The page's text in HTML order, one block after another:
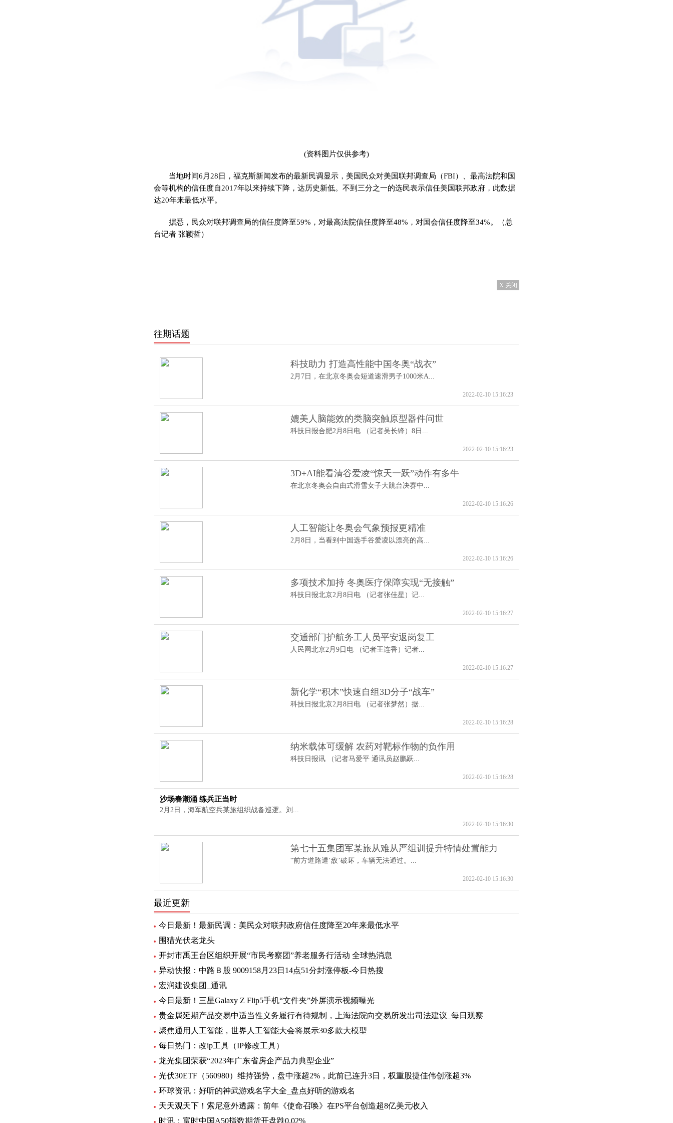
(资料图片仅供参考)
当地时间6月28日，福克斯新闻发布的最新民调显示，美国民众对美国联邦调查局（FBI）、最高法院和国
会等机构的信任度自2017年以来持续下降，达历史新低。不到三分之一的选民表示信任美国联邦政府，此数据
达20年来最低水平。
据悉，民众对联邦调查局的信任度降至59%，对最高法院信任度降至48%，对国会信任度降至34%。（总
台记者 张颖哲）
X 关闭
往期话题
科技助力 打造高性能中国冬奥“战衣”
2月7日，在北京冬奥会短道速滑男子1000米A...
2022-02-10 15:16:23
媲美人脑能效的类脑突触原型器件问世
科技日报合肥2月8日电 （记者吴长锋）8日...
2022-02-10 15:16:23
3D+AI能看清谷爱凌“惊天一跃”动作有多牛
在北京冬奥会自由式滑雪女子大跳台决赛中...
2022-02-10 15:16:26
人工智能让冬奥会气象预报更精准
2月8日，当看到中国选手谷爱凌以漂亮的高...
2022-02-10 15:16:26
多项技术加持 冬奥医疗保障实现“无接触”
科技日报北京2月8日电 （记者张佳星）记...
2022-02-10 15:16:27
交通部门护航务工人员平安返岗复工
人民网北京2月9日电 （记者王连香）记者...
2022-02-10 15:16:27
新化学“积木”快速自组3D分子“战车”
科技日报北京2月8日电 （记者张梦然）据...
2022-02-10 15:16:28
纳米载体可缓解 农药对靶标作物的负作用
科技日报讯 （记者马爱平 通讯员赵鹏跃...
2022-02-10 15:16:28
沙场春潮涌 练兵正当时
2月2日，海军航空兵某旅组织战备巡逻。刘...
2022-02-10 15:16:30
第七十五集团军某旅从难从严组训提升特情处置能力
“前方道路遭‘敌’破坏，车辆无法通过。...
2022-02-10 15:16:30
最近更新
今日最新！最新民调：美民众对联邦政府信任度降至20年来最低水平
围猎光伏老龙头
开封市禹王台区组织开展“市民考察团”养老服务行活动 全球热消息
异动快报：中路Ｂ股 9009158月23日14点51分封涨停板-今日热搜
宏润建设集团_通讯
今日最新！三星Galaxy Z Flip5手机“文件夹”外屏演示视频曝光
贵金属延期产品交易中适当性义务履行有待规制，上海法院向交易所发出司法建议_每日观察
聚焦通用人工智能，世界人工智能大会将展示30多款大模型
每日热门：改ip工具（IP修改工具）
龙光集团荣获“2023年广东省房企产品力典型企业”
光伏30ETF（560980）维持强势，盘中涨超2%，此前已连升3日，权重股捷佳伟创涨超3%
环球资讯：好听的神武游戏名字大全_盘点好听的游戏名
天天观天下！索尼意外透露：前年《使命召唤》在PS平台创造超8亿美元收入
时讯：富时中国A50指数期货开盘跌0.02%